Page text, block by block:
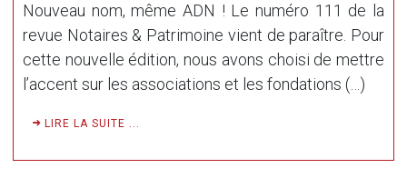
Nouveau nom, même ADN ! Le numéro 111 de la
revue Notaires & Patrimoine vient de paraître. Pour
cette nouvelle édition, nous avons choisi de mettre
l’accent sur les associations et les fondations (…)
LIRE LA SUITE ...